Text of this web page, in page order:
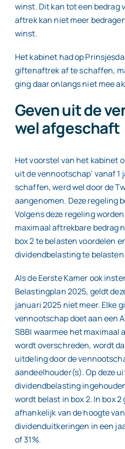
winst. Dit kan tot een bedrag
aftrek kan niet meer
winst.
Het kabinet had op
giftenaftrek af te schaffen,
ging daar onlangs niet mee
Geven uit de
wel afgeschaft
Het voorstel van het kabinet
uit de vennootschap’ vanaf 1
schaffen, werd wel door de
aangenomen. Deze regeling
Volgens deze regeling
maximaal aftrekbare bedrag
box 2 te belasten voordelen
dividendbelasting te
Als de Eerste Kamer ook
Belastingplan 2025, geldt
januari 2025 niet meer. Elke
vennootschap doet aan een
SBBI waarmee het maximaal
wordt overschreden, wordt
uitdeling door de
aandeelhouder(s). Op deze
dividendbelasting
wordt belast in box 2. In box 2
afhankelijk van de hoogte
dividenduitkeringen in een
of 31%.